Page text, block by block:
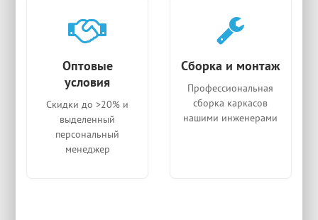
Оптовые
условия
Скидки до >20% и
выделенный
персональный
менеджер
Сборка и монтаж
Профессиональная
сборка каркасов
нашими инженерами